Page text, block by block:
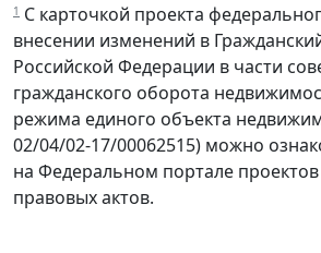
1 С карточкой проекта
внесении изменений в
Российской Федерации в части
гражданского оборота
режима единого объекта
02/04/02-17/00062515) можно
на Федеральном портале
правовых актов.